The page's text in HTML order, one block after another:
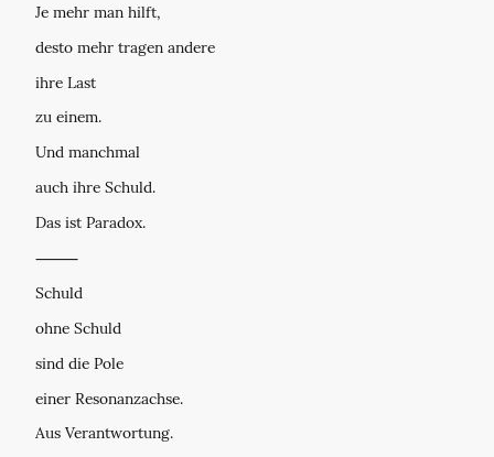
Je mehr man hilft,
desto mehr tragen andere
ihre Last
zu einem.
Und manchmal
auch ihre Schuld.
Das ist Paradox.
⸻
Schuld
ohne Schuld
sind die Pole
einer Resonanzachse.
Aus Verantwortung.